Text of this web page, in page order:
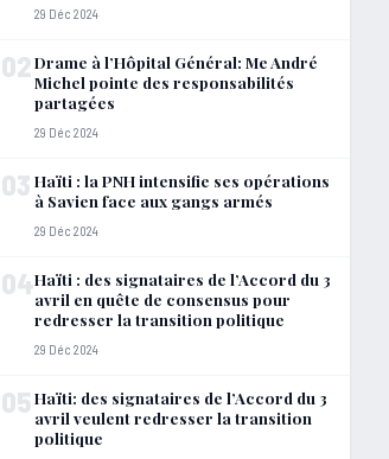
29 Déc 2024
02Drame à l’Hôpital Général: Me André
Michel pointe des responsabilités
partagées
29 Déc 2024
03 Haïti : la PNH intensifie ses opérations
à Savien face aux gangs armés
29 Déc 2024
04Haïti : des signataires de l’Accord du 3
avril en quête de consensus pour
redresser la transition politique
29 Déc 2024
05Haïti: des signataires de l’Accord du 3
avril veulent redresser la transition
politique